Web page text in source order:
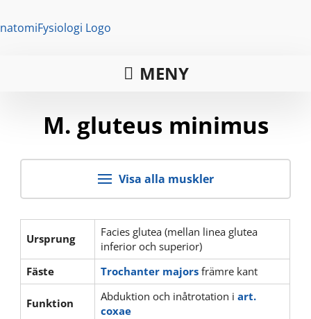
MENY
M. gluteus minimus
Visa alla muskler
Ursprung
Facies glutea (mellan linea glutea
inferior och superior)
Fäste
Trochanter majors främre kant
Funktion Abduktion och inåtrotation iart.
coxae